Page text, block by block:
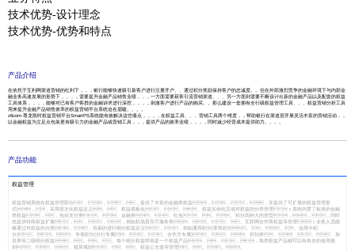
技术优势-设计理念
技术优势-优势和特点
产品介绍
在依托于互利网渠道营销的红利下，，，银行能够快速吸引新客户进行注册开户、、通过积分奖励保持客户的忠诚度。。但在外部激烈竞争的金融环境下与内部金
融业务高速发展的形势下，，，，需要提升金融产品销售业绩，，，一方面需要获客引流营销渠道、、、另一方面则需要不断设计出新的金融产品以及配套的权益
工具体系，，，，能够对已有客户客群的金融诉求进行深挖，，，，刺激客户进行产品的购买。。那么建设一套拥有全行级权益管理工具、、、权益营销分析工具
用来提升金融产品销售效率的权益营销平台系统迫在眉睫。。。。
z6com·尊龙凯时权益营销平台SmartPS系统能有效解决这些痛点，，，，在权益工具、、、营销工具两个维度，，帮助银行在渠道层开展灵活丰富的营销活动，，
以金融权益为立足点包装更有吸引力的金融产品或营销工具，，，提供产品的效率业绩，，，，同时减少经营成本提供助力。。。。
产品功能
权益管理
权益营销系统在权益管理部分，，，，提供了丰富的金融类权益，，，，并提供了可扩展的权益管理形
式，，采用层次化权益定义、、权益模板化、、、权益实例化完成对权益的分类管理；系统内置了标准的金融
类权益，，包括支付券、、金融券、、红包、、、积分四种大的类型，，，同时
也提供特殊权益扩展，，，，例如机场贵宾厅服务券、、、、互联网合作商权益等管理；业务人员能
够通过对权益的分类，，容易的进行细分权益定义，，例如通用积分(零售积分、、、、信用卡积
分)、、、专项积分(分行专属、、、合作方专属)、、、折扣券、、、、加
息券等二级细分权益。。。。每个细分权益即就是一个权益产品，，，，每类权益产品都可以有各自的使用规
则、、、核算规则、、、权益公允值等管理。。。。